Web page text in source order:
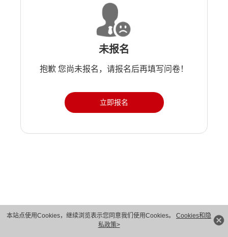
本站点使用Cookies，继续浏览表示您同意我们使用Cookies。 Cookies和隐
私政策>
未报名
抱歉 您尚未报名，请报名后再填写问卷！
立即报名
版权所有 © 华为技术有限公司 1998-2026。 保留一切权利。粤A2-20044005号
隐私保护
法律声明